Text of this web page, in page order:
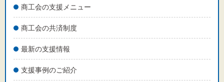
商工会の支援メニュー
商工会の共済制度
最新の支援情報
支援事例のご紹介